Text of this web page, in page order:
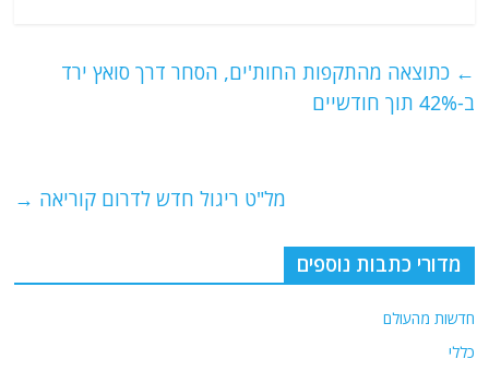
s
A
g
ra
l
er
e
k
← כתוצאה מהתקפות החות'ים, הסחר דרך סואץ ירד
ב-42% תוך חודשיים
מל"ט ריגול חדש לדרום קוריאה →
מדורי כתבות נוספים
חדשות מהעולם
כללי